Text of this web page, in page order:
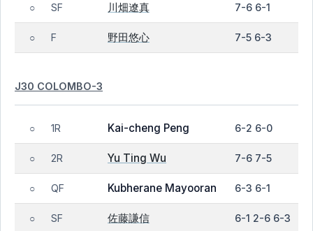
○ SF 川畑遼真 7-6 6-1
○ F 野田悠心 7-5 6-3
J30 COLOMBO-3
○ 1R Kai-cheng Peng 6-2 6-0
○ 2R Yu Ting Wu 7-6 7-5
○ QF Kubherane Mayooran 6-3 6-1
○ SF 佐藤謙信 6-1 2-6 6-3